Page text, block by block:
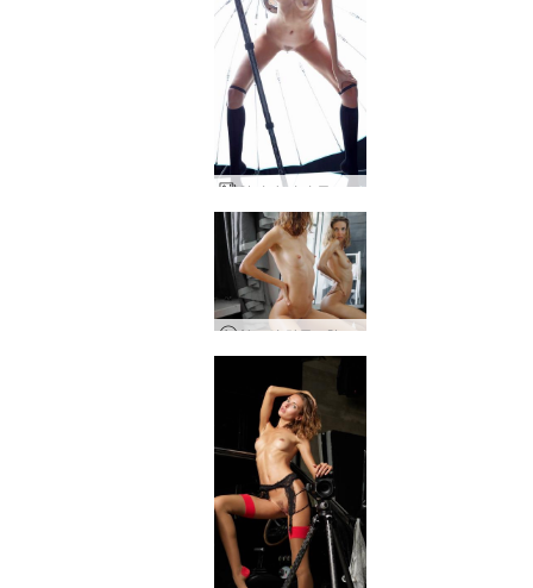
알리야 미러 뮤즈 2부
Alya의 하루 - 확장판